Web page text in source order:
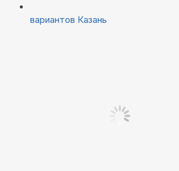
вариантов Казань